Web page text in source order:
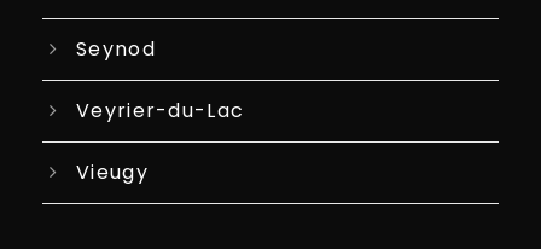
Seynod
Veyrier-du-Lac
Vieugy